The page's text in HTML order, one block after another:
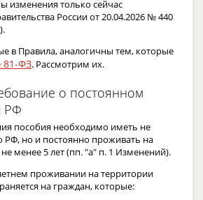
изменения только сейчас
России от 20.04.2026 № 440
в Правила, аналогичны тем, которые
81-ФЗ. Рассмотрим их.
о постоянном
РФ
пособия необходимо иметь не
РФ, но и постоянно проживать на
менее 5 лет (пп. "а" п. 1 Изменений).
проживании на территории
на граждан, которые: